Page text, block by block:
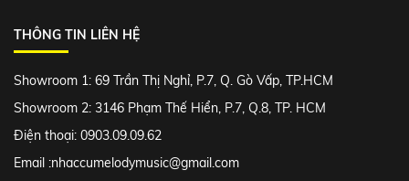
THÔNG TIN LIÊN HỆ
Showroom 1: 69 Trần Thị Nghỉ, P.7, Q. Gò Vấp, TP.HCM
Showroom 2: 3146 Phạm Thế Hiển, P.7, Q.8, TP. HCM
Điện thoại: 0903.09.09.62
Email :nhaccumelodymusic@gmail.com